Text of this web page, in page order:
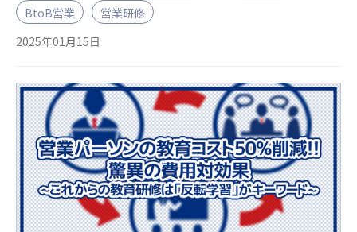
BtoB営業
営業研修
2025年01月15日